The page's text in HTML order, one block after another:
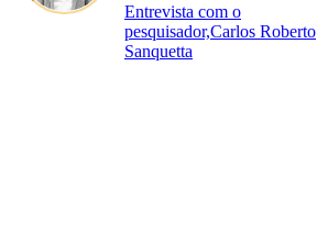
Entrevista com o
pesquisador,Carlos Roberto
Sanquetta